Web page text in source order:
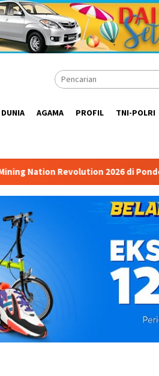
DUNIA AGAMA PROFIL TNI-POLRI
2026 di Pondok Indah Golf